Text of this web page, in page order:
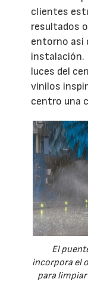
clientes
resultados
entorno así
instalación.
luces del
vinilos
centro una
El
incorpora el
para